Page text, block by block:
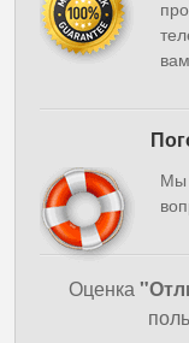
Мы
Оценка